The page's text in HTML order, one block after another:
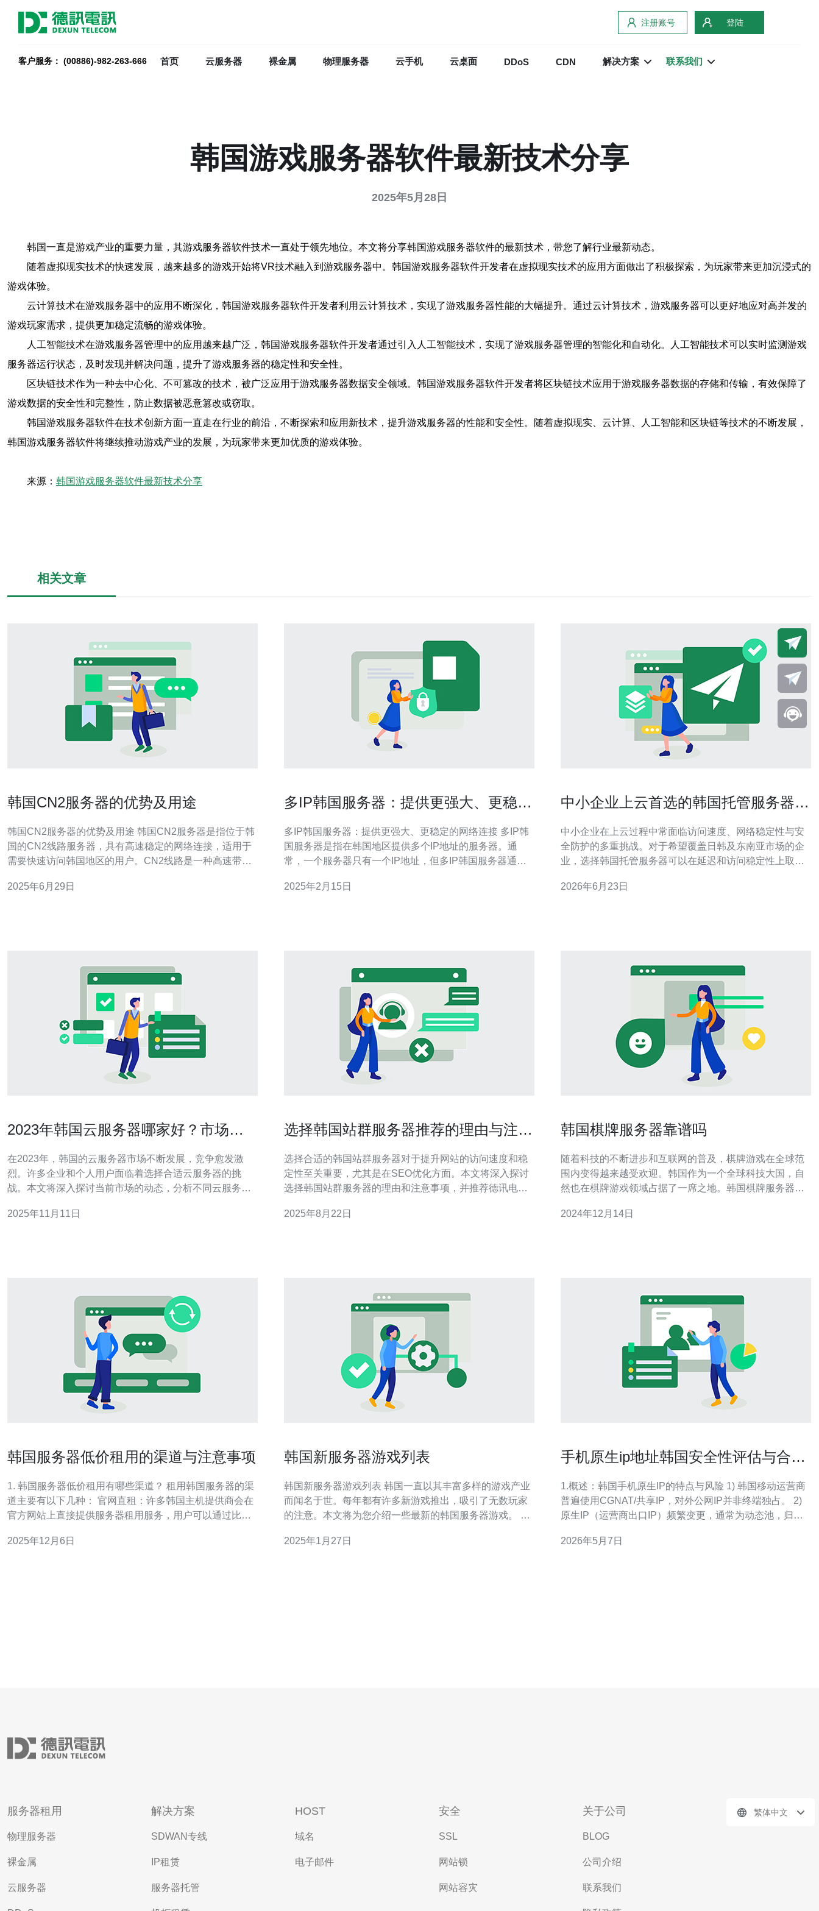
注册账号 登陆
客户服务： (00886)-982-263-666 首页 云服务器 裸金属 物理服务器 云手机 云桌面 DDoS CDN 解决方案 联系我们
韩国游戏服务器软件最新技术分享
2025年5月28日
韩国一直是游戏产业的重要力量，其游戏服务器软件技术一直处于领先地位。本文将分享韩国游戏服务器软件的最新技术，带您了解行业最新动态。
随着虚拟现实技术的快速发展，越来越多的游戏开始将VR技术融入到游戏服务器中。韩国游戏服务器软件开发者在虚拟现实技术的应用方面做出了积极探索，为玩家带来更加沉浸式的
游戏体验。
云计算技术在游戏服务器中的应用不断深化，韩国游戏服务器软件开发者利用云计算技术，实现了游戏服务器性能的大幅提升。通过云计算技术，游戏服务器可以更好地应对高并发的
游戏玩家需求，提供更加稳定流畅的游戏体验。
人工智能技术在游戏服务器管理中的应用越来越广泛，韩国游戏服务器软件开发者通过引入人工智能技术，实现了游戏服务器管理的智能化和自动化。人工智能技术可以实时监测游戏
服务器运行状态，及时发现并解决问题，提升了游戏服务器的稳定性和安全性。
区块链技术作为一种去中心化、不可篡改的技术，被广泛应用于游戏服务器数据安全领域。韩国游戏服务器软件开发者将区块链技术应用于游戏服务器数据的存储和传输，有效保障了
游戏数据的安全性和完整性，防止数据被恶意篡改或窃取。
韩国游戏服务器软件在技术创新方面一直走在行业的前沿，不断探索和应用新技术，提升游戏服务器的性能和安全性。随着虚拟现实、云计算、人工智能和区块链等技术的不断发展，
韩国游戏服务器软件将继续推动游戏产业的发展，为玩家带来更加优质的游戏体验。
来源： 韩国游戏服务器软件最新技术分享
相关文章
韩国CN2服务器的优势及用途
韩国CN2服务器的优势及用途 韩国CN2服务器是指位于韩
国的CN2线路服务器，具有高速稳定的网络连接，适用于
需要快速访问韩国地区的用户。CN2线路是一种高速带宽
有以下几项优势： 高速稳定的网络连接 低延迟，适合对网
2025年6月29日
多IP韩国服务器：提供更强大、更稳定
多IP韩国服务器：提供更强大、更稳定的网络连接 多IP韩
国服务器是指在韩国地区提供多个IP地址的服务器。通
常，一个服务器只有一个IP地址，但多IP韩国服务器通过
接。 多IP韩国服务器有以下几个主要优势：
2025年2月15日
中小企业上云首选的韩国托管服务器配
中小企业在上云过程中常面临访问速度、网络稳定性与安
全防护的多重挑战。对于希望覆盖日韩及东南亚市场的企
业，选择韩国托管服务器可以在延迟和访问稳定性上取得
单，帮助企业快速选购和部署。 在开始配置前，先明确业
2026年6月23日
2023年韩国云服务器哪家好？市场最
在2023年，韩国的云服务器市场不断发展，竞争愈发激
烈。许多企业和个人用户面临着选择合适云服务器的挑
战。本文将深入探讨当前市场的动态，分析不同云服务提
国云服务器市场有哪些重要变化？ 2023年，韩国云服务器
2025年11月11日
选择韩国站群服务器推荐的理由与注意
选择合适的韩国站群服务器对于提升网站的访问速度和稳
定性至关重要，尤其是在SEO优化方面。本文将深入探讨
选择韩国站群服务器的理由和注意事项，并推荐德讯电讯
户体验。 为什么选择韩国站群服务器 首先，韩国站群服务
2025年8月22日
韩国棋牌服务器靠谱吗
随着科技的不断进步和互联网的普及，棋牌游戏在全球范
围内变得越来越受欢迎。韩国作为一个全球科技大国，自
然也在棋牌游戏领域占据了一席之地。韩国棋牌服务器由
发商和玩家的首选。 首先，韩国棋牌服务器在技术方面有
2024年12月14日
韩国服务器低价租用的渠道与注意事项
1. 韩国服务器低价租用有哪些渠道？ 租用韩国服务器的渠
道主要有以下几种： 官网直租：许多韩国主机提供商会在
官方网站上直接提供服务器租用服务，用户可以通过比较
三方代理：一些第三方代理商提供韩国服务器的租用服
2025年12月6日
韩国新服务器游戏列表
韩国新服务器游戏列表 韩国一直以其丰富多样的游戏产业
而闻名于世。每年都有许多新游戏推出，吸引了无数玩家
的注意。本文将为您介绍一些最新的韩国服务器游戏。 1.
盟》在全球范围内拥有庞大的玩家群体。它是一款多人在
2025年1月27日
手机原生ip地址韩国安全性评估与合规
1.概述：韩国手机原生IP的特点与风险 1) 韩国移动运营商
普遍使用CGNAT/共享IP，对外公网IP并非终端独占。 2)
原生IP（运营商出口IP）频繁变更，通常为动态池，归属
口的定位准确率通常低于固定宽带，统计中误差可达
2026年5月7日
服务器租用
物理服务器
裸金属
云服务器
解决方案
SDWAN专线
IP租赁
服务器托管
HOST
域名
电子邮件
安全
SSL
网站锁
网站容灾
关于公司
BLOG
公司介绍
联系我们
繁体中文